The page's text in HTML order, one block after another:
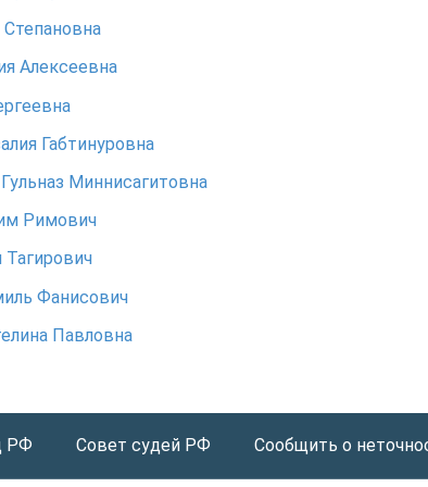
Алексеевна
Габтинуровна
Миннисагитовна
Римович
Фанисович
Павловна
РФ Совет судей РФ Сообщить о